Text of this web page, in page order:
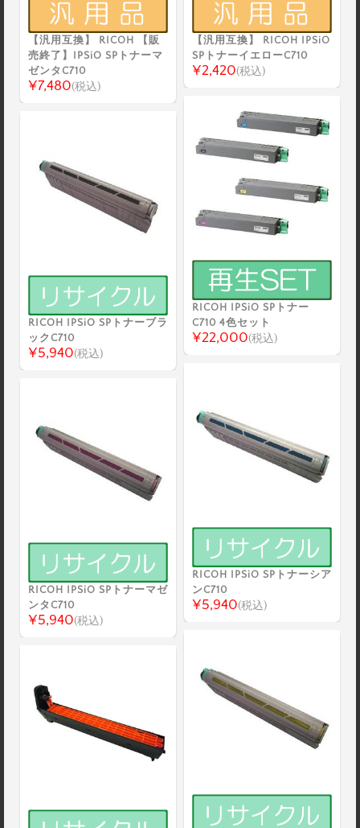
【汎用互換】 RICOH 【販
売終了】IPSiO SPトナーマ
ゼンタC710
¥7,480(税込)
【汎用互換】 RICOH IPSiO
SPトナーイエローC710
¥2,420(税込)
RICOH IPSiO SPトナー
C710 4色セット
¥22,000(税込)
RICOH IPSiO SPトナーブラ
ックC710
¥5,940(税込)
RICOH IPSiO SPトナーシア
ンC710
¥5,940(税込)
RICOH IPSiO SPトナーマゼ
ンタC710
¥5,940(税込)